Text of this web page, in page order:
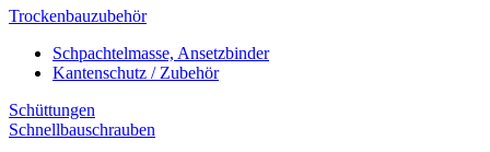
Trockenbauzubehör
Schpachtelmasse, Ansetzbinder
Kantenschutz / Zubehör
Schüttungen
Schnellbauschrauben